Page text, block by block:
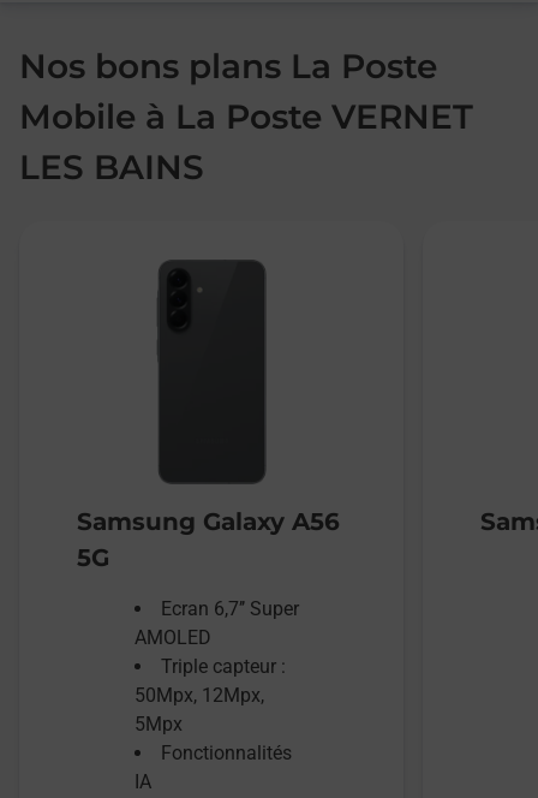
Nos bons plans La Poste
Mobile à La Poste VERNET
LES BAINS
Samsung Galaxy A56
5G
Ecran 6,7’’ Super
AMOLED
Triple capteur :
50Mpx, 12Mpx,
5Mpx
Fonctionnalités
IA